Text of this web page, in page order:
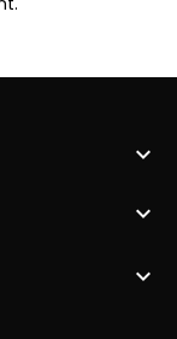


